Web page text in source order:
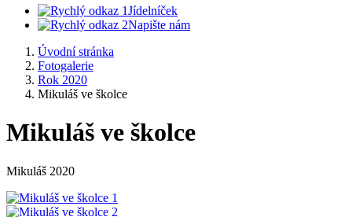
Jídelníček
Napište nám
Úvodní stránka
Fotogalerie
Rok 2020
Mikuláš ve školce
Mikuláš ve školce
Mikuláš 2020